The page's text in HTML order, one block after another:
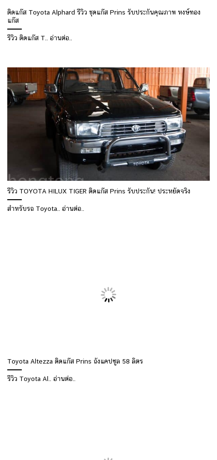
ติดแก๊ส Toyota Alphard รีวิว ชุดแก๊ส Prins รับประกันคุณภาพ หงษ์ทอง
แก๊ส
รีวิว ติดแก๊ส T.. อ่านต่อ..
รีวิว TOYOTA HILUX TIGER ติดแก๊ส Prins รับประกัน! ประหยัดจริง
สำหรับรถ Toyota.. อ่านต่อ..
Toyota Altezza ติดแก๊ส Prins ถังแคปซูล 58 ลิตร
รีวิว Toyota Al.. อ่านต่อ..